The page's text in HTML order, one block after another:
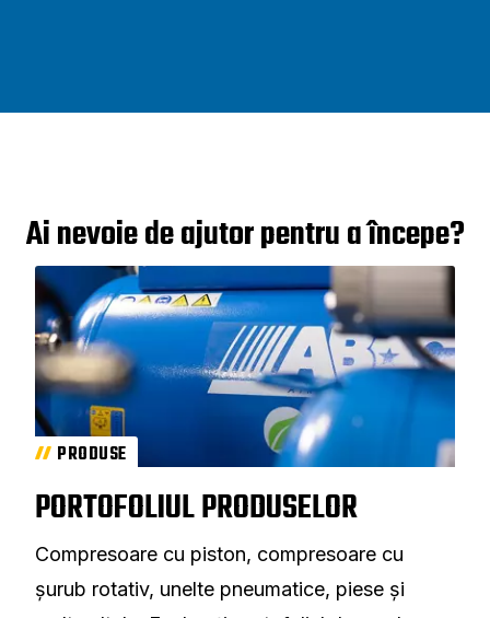
Ai nevoie de ajutor pentru a începe?
PRODUSE
PORTOFOLIUL PRODUSELOR
Compresoare cu piston, compresoare cu
șurub rotativ, unelte pneumatice, piese și